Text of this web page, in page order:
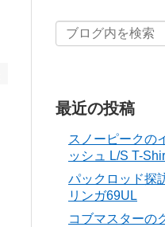
最近の投稿
スノーピークの
ッシュ L/S T-
パックロッド探
リンガ69UL
コブマスターの